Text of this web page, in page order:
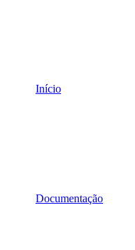
Início
Documentação